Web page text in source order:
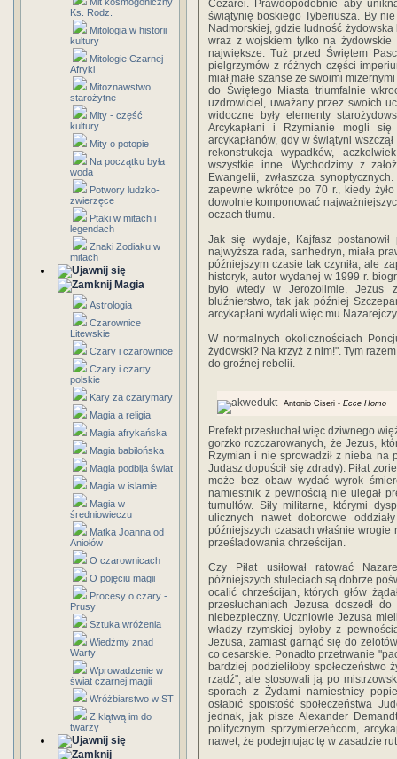
Ks. Rodz.
Mitologia w historii
kultury
Mitologie Czarnej
Afryki
Mitoznawstwo
starożytne
Mity - część
kultury
Mity o potopie
Na początku była
woda
Potwory ludzko-
zwierzęce
Ptaki w mitach i
legendach
Znaki Zodiaku w
mitach
Magia
Astrologia
Czarownice
Litewskie
Czary i czarownice
Czary i czarty
polskie
Kary za czarymary
Magia a religia
Magia afrykańska
Magia babilońska
Magia podbija świat
Magia w islamie
Magia w
średniowieczu
Matka Joanna od
Aniołów
O czarownicach
O pojęciu magii
Procesy o czary -
Prusy
Sztuka wróżenia
Wiedźmy znad
Warty
Wprowadzenie w
świat czarnej magii
Wróżbiarstwo w ST
Z klątwą im do
twarzy
Cezarei. Prawdopodobnie aby
świątynię boskiego Tyberiusza. By
Nadmorskiej, gdzie ludność
wraz z wojskiem tylko na żydowskie
największe. Tuż przed Świętem
pielgrzymów z różnych części
miał małe szanse ze swoimi
do Świętego Miasta triumfalnie
uzdrowiciel, uważany przez swoich
widoczne były elementy
Arcykapłani i Rzymianie mogli
arcykapłanów, gdy w świątyni
rekonstrukcja wypadków,
wszystkie inne. Wychodzimy z
Ewangelii, zwłaszcza
zapewne wkrótce po 70 r., kiedy
dowolnie komponować
oczach tłumu.
Jak się wydaje, Kajfasz
najwyższa rada, sanhedryn, miała
późniejszym czasie tak czyniła, ale
historyk, autor wydanej w 1999 r.
było wtedy w Jerozolimie, Jezus
bluźnierstwo, tak jak później
arcykapłani wydali więc mu
W normalnych okolicznościach
żydowski? Na krzyż z nim!". Tym
do groźnej rebelii.
Antonio Ciseri - Ecce Homo
Prefekt przesłuchał więc dziwnego
gorzko rozczarowanych, że Jezus,
Rzymian i nie sprowadził z nieba na
Judasz dopuścił się zdrady). Piłat
może bez obaw wydać wyrok
namiestnik z pewnością nie ulegał
tumultów. Siły militarne, którymi
ulicznych nawet doborowe
późniejszych czasach właśnie wrogie
prześladowania chrześcijan.
Czy Piłat usiłował ratować
późniejszych stuleciach są dobrze
ocalić chrześcijan, których głów
przesłuchaniach Jezusa doszedł
niebezpieczny. Uczniowie Jezusa
władzy rzymskiej byłoby z
Jezusa, zamiast garnąć się do
co cesarskie. Ponadto przetrwanie
bardziej podzieliłoby społeczeństwo
rządź", ale stosowali ją po
sporach z Żydami namiestnicy
osłabić spoistość społeczeństwa
jednak, jak pisze Alexander
politycznym sprzymierzeńcom,
nawet, że podejmując tę w zasadzie